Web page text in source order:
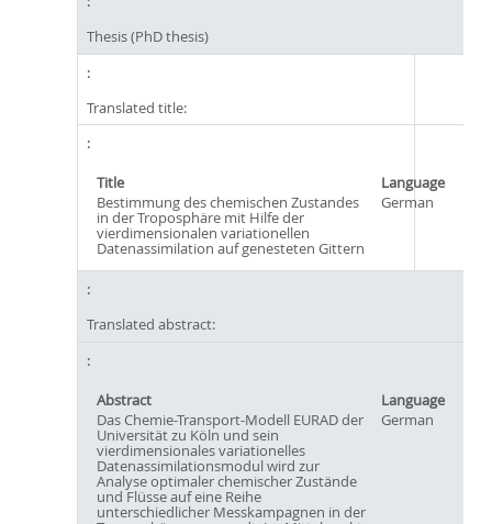
Thesis (PhD thesis)
Translated title:
Title
Language
Bestimmung des chemischen Zustandes
in der Troposphäre mit Hilfe der
vierdimensionalen variationellen
Datenassimilation auf genesteten Gittern
German
Translated abstract:
Abstract
Language
Das Chemie-Transport-Modell EURAD der
Universität zu Köln und sein
vierdimensionales variationelles
Datenassimilationsmodul wird zur
Analyse optimaler chemischer Zustände
und Flüsse auf eine Reihe
unterschiedlicher Messkampagnen in der
German